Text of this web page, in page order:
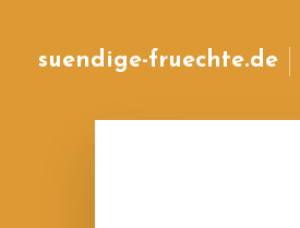
suendige-fruechte.de